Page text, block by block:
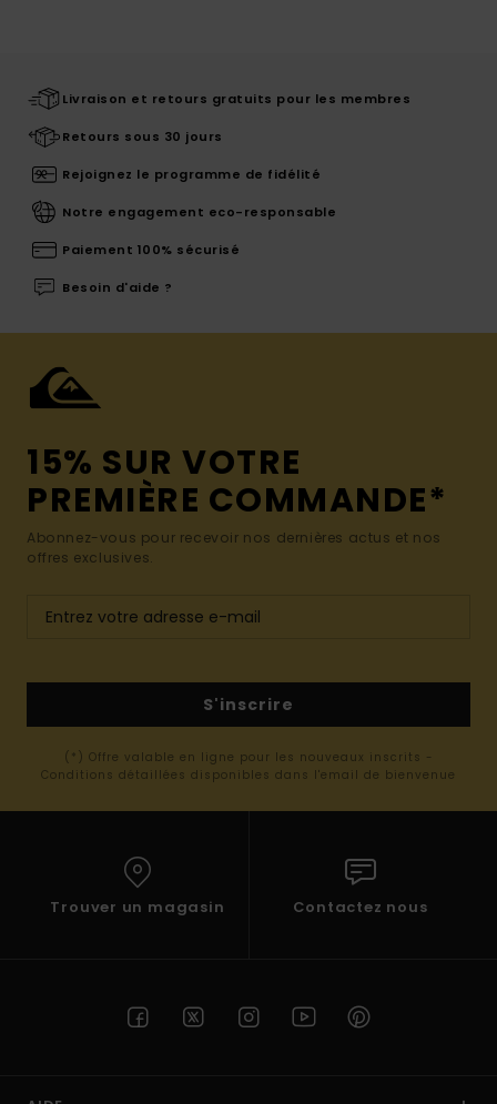
Livraison et retours gratuits pour les membres
Retours sous 30 jours
Rejoignez le programme de fidélité
Notre engagement eco-responsable
Paiement 100% sécurisé
Besoin d'aide ?
15% SUR VOTRE
PREMIÈRE COMMANDE*
Abonnez-vous pour recevoir nos dernières actus et nos
offres exclusives.
S'inscrire
(*) Offre valable en ligne pour les nouveaux inscrits -
Conditions détaillées disponibles dans l'email de bienvenue
Trouver un magasin Contactez nous